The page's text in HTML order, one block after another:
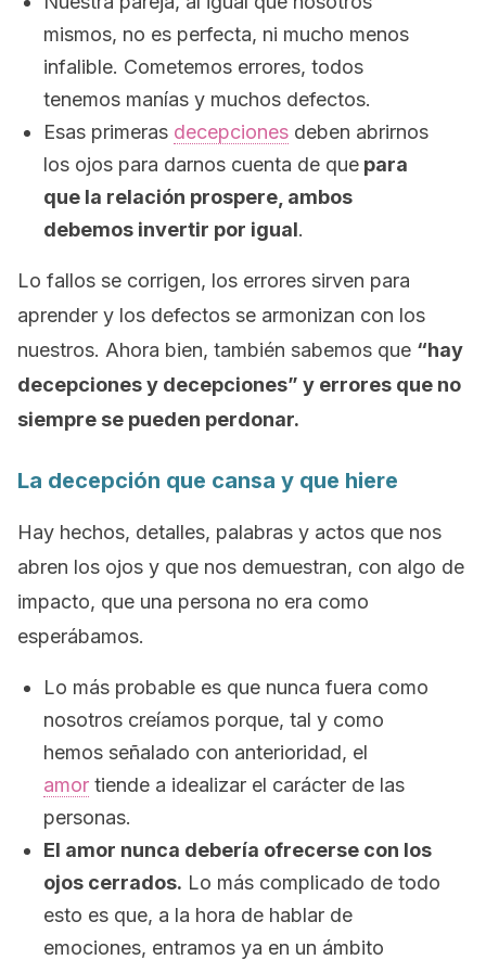
mismos, no es perfecta, ni mucho menos
infalible. Cometemos errores, todos
tenemos manías y muchos defectos.
Esas primeras decepciones deben abrirnos
los ojos para darnos cuenta de que para
que la relación prospere, ambos
debemos invertir por igual.
Lo fallos se corrigen, los errores sirven para
aprender y los defectos se armonizan con los
nuestros. Ahora bien, también sabemos que “hay
decepciones y decepciones” y errores que no
siempre se pueden perdonar.
La decepción que cansa y que hiere
Hay hechos, detalles, palabras y actos que nos
abren los ojos y que nos demuestran, con algo de
impacto, que una persona no era como
esperábamos.
Lo más probable es que nunca fuera como
nosotros creíamos porque, tal y como
hemos señalado con anterioridad, el
amor tiende a idealizar el carácter de las
personas.
El amor nunca debería ofrecerse con los
ojos cerrados. Lo más complicado de todo
esto es que, a la hora de hablar de
emociones, entramos ya en un ámbito